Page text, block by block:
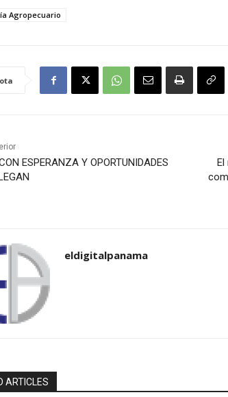
Agropecuario
ESPERANZA Y OPORTUNIDADES
El
eldigitalpanama
ARTICLES